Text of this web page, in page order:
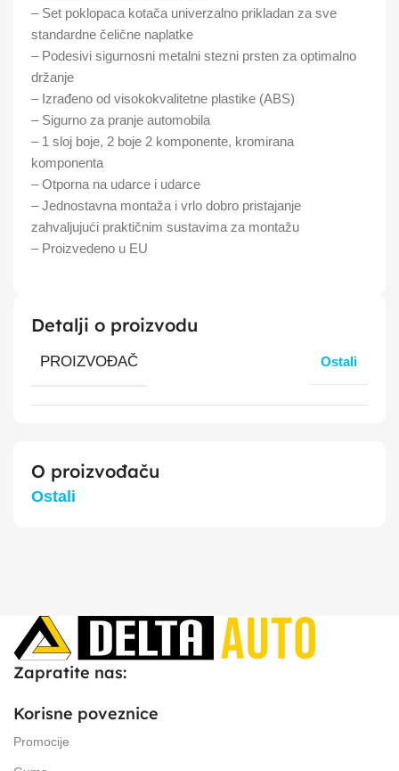
– Set poklopaca kotača univerzalno prikladan za sve
standardne čelične naplatke
– Podesivi sigurnosni metalni stezni prsten za optimalno
držanje
– Izrađeno od visokokvalitetne plastike (ABS)
– Sigurno za pranje automobila
– 1 sloj boje, 2 boje 2 komponente, kromirana
komponenta
– Otporna na udarce i udarce
– Jednostavna montaža i vrlo dobro pristajanje
zahvaljujući praktičnim sustavima za montažu
– Proizvedeno u EU
Detalji o proizvodu
PROIZVOĐAČ Ostali
O proizvođaču
Ostali
Zapratite nas:
Korisne poveznice
Promocije